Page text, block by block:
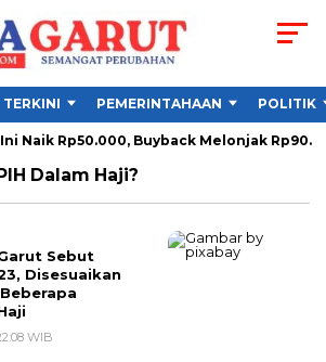
TERKINI PEMERINTAHAAN POLITIK
Naik Rp50.000, Buyback Melonjak
Dalam Haji?
Sebut
Disesuaikan
WIB